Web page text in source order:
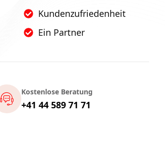
Kundenzufriedenheit
Ein Partner
Kostenlose Beratung
+41 44 589 71 71